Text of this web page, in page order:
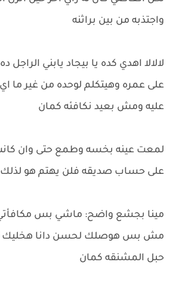
واجتذبه من بين براثنه
لالالا اهدي كده يا بيجاد يابني
على عمره وهيتكلم لوحده من غير ما
عليه ومش بعيد نكافئه كمان
لمعت عينه بخسه وطمع حتى وان
على حساب صديقه فلن يهتم هو لذلك
مينا بجشع واضح: ماشي بس مكافأتي
مش بس هوصلك لحسن دانا هخليك
حبل المشنقه كمان